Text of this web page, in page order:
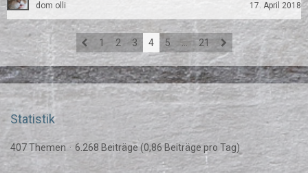
dom olli
17. April 2018
1 2 3 4 5 … 21
Statistik
407 Themen 6.268 Beiträge (0,86 Beiträge pro Tag)